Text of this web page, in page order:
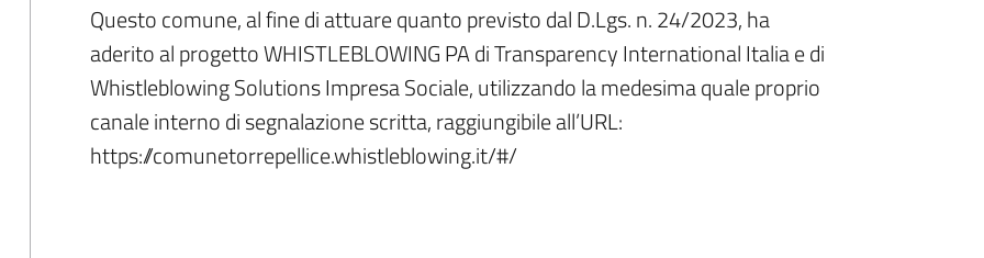
Questo comune, al fine di attuare quanto previsto dal D.Lgs. n. 24/2023, ha
aderito al progetto WHISTLEBLOWING PA di Transparency International Italia e di
Whistleblowing Solutions Impresa Sociale, utilizzando la medesima quale proprio
canale interno di segnalazione scritta, raggiungibile all’URL:
https://comunetorrepellice.whistleblowing.it/#/